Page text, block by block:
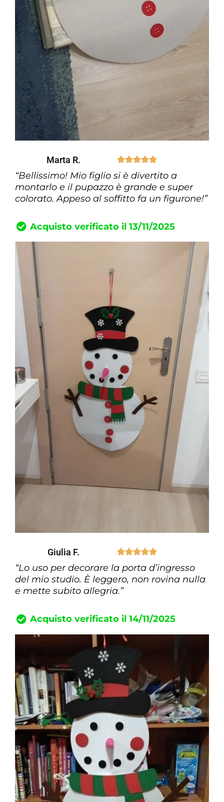
Marta R. 
“Bellissimo! Mio figlio si è divertito a
montarlo e il pupazzo è grande e super
colorato. Appeso al soffitto fa un figurone!”
Acquisto verificato il 13/11/2025
Giulia F. 
“Lo uso per decorare la porta d’ingresso
del mio studio. È leggero, non rovina nulla
e mette subito allegria.”
Acquisto verificato il 14/11/2025